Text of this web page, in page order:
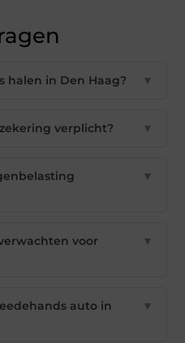
halen in Den Haag? ▼
verplicht? ▼
▼
voor
▼
auto in
▼